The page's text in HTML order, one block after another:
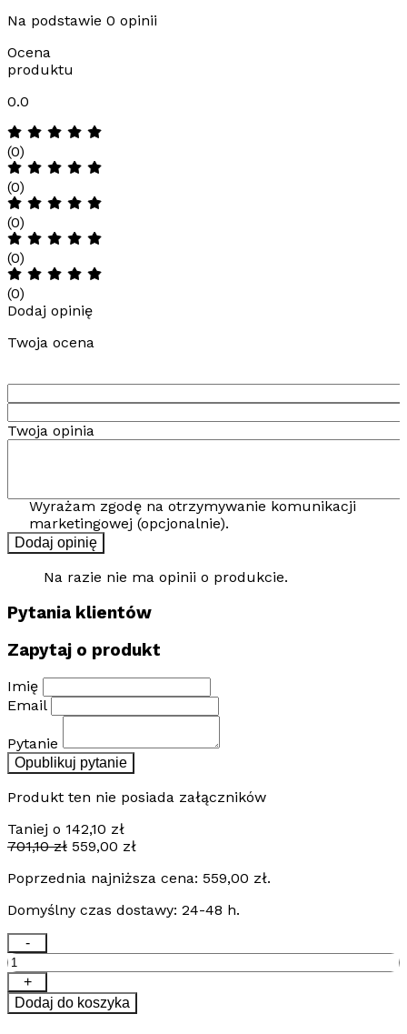
Na podstawie 0 opinii
Ocena
produktu
0.0
(0)
(0)
(0)
(0)
(0)
Dodaj opinię
Twoja ocena
Twoja opinia
Wyrażam zgodę na otrzymywanie komunikacji
marketingowej (opcjonalnie).
Dodaj opinię
Na razie nie ma opinii o produkcie.
Pytania klientów
Zapytaj o produkt
Imię
Email
Pytanie
Opublikuj pytanie
Produkt ten nie posiada załączników
Taniej o 142,10 zł
701,10zł Pierwotna
wynosiła:
559,00 złAktualna
wynosi:
Poprzednia najniższa cena: 559,00 zł.
Domyślny czas dostawy: 24-48 h.
ilość
Przepływowy
ogrzewacz
wody
Stiebel
-
+
Dodaj do koszyka